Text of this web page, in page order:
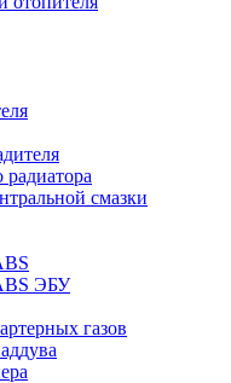
смазки
ЭБУ
газов